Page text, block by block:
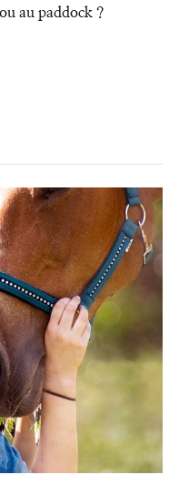
ou au paddock ?